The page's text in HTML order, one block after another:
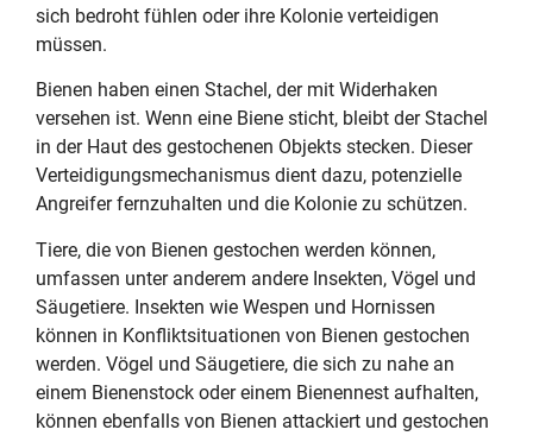
sich bedroht fühlen oder ihre Kolonie verteidigen
müssen.
Bienen haben einen Stachel, der mit Widerhaken
versehen ist. Wenn eine Biene sticht, bleibt der Stachel
in der Haut des gestochenen Objekts stecken. Dieser
Verteidigungsmechanismus dient dazu, potenzielle
Angreifer fernzuhalten und die Kolonie zu schützen.
Tiere, die von Bienen gestochen werden können,
umfassen unter anderem andere Insekten, Vögel und
Säugetiere. Insekten wie Wespen und Hornissen
können in Konfliktsituationen von Bienen gestochen
werden. Vögel und Säugetiere, die sich zu nahe an
einem Bienenstock oder einem Bienennest aufhalten,
können ebenfalls von Bienen attackiert und gestochen